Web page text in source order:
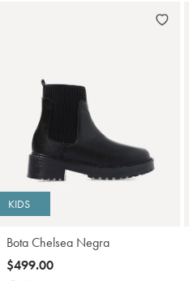
KIDS
Bota Chelsea Negra
$499.00